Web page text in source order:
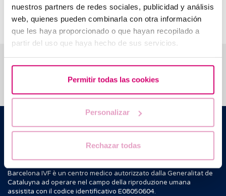
nuestros partners de redes sociales, publicidad y análisis
web, quienes pueden combinarla con otra información
que les haya proporcionado o que hayan recopilado a
partir del uso que haya hecho de sus servicios.
Permitir todas las cookies
Personalizar
Rechazar todas
progesterone, che sono la causa principale dei primi sintomi
di gravidanza: nausea, stanchezza, sensibilità al seno, ecc.
Ti aiutiamo a risolvere i tuoi dubbi
Edificio Planetarium
C./ Escoles Pies, 103. 08017 - Barcellona (Spagna)
Barcelona IVF è un centro medico autorizzato dalla Generalitat de
Cataluyna ad operare nel campo della riproduzione umana
assistita con il codice identificativo E08050604.